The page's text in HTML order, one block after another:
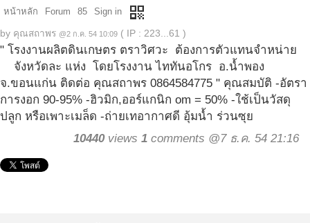
หน้าหลัก Forum 85 Sign in qr_code
by คุณสถาพร @2 ก.ค. 54 10:09 ( IP : 223...61 )
" โรงงานผลิตดินเกษตร ตราวิศวะ ต้องการตัวแทนจำหน่าย
จังหวัดละ แห่ง โดยโรงงาน ไททันอโกร อ.น้ำพอง
จ.ขอนแก่น ติดต่อ คุณสถาพร 0864584775 " คุณสมบัติ -อัตรา
การงอก 90-95% -ฮิวมิก,ออร์แกนิก om = 50% -ใช้เป็นวัสดุ
ปลูก หรือเพาะเมล็ด -ถ่ายเทอากาศดี อุ้มน้ำ ร่วนซุย
10440views 1 comments @7 ธ.ค. 54 21:16